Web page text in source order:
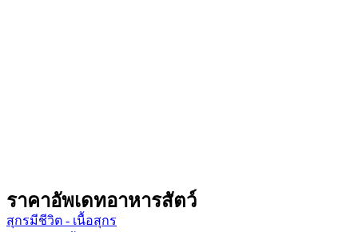
ราคาอัพเดทอาหารสัตว์
สุกรมีชีวิต - เนื้อสุกร